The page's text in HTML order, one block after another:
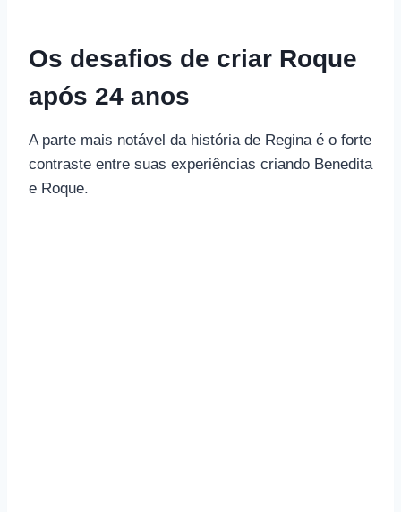
Os desafios de criar Roque
após 24 anos
A parte mais notável da história de Regina é o forte
contraste entre suas experiências criando Benedita
e Roque.